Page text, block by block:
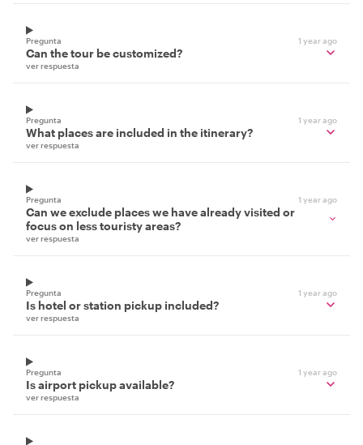
Pregunta 1 year ago
Can the tour be customized?
ver respuesta
Pregunta 1 year ago
What places are included in the itinerary?
ver respuesta
Pregunta 1 year ago
Can we exclude places we have already visited or
focus on less touristy areas?
ver respuesta
Pregunta 1 year ago
Is hotel or station pickup included?
ver respuesta
Pregunta 1 year ago
Is airport pickup available?
ver respuesta